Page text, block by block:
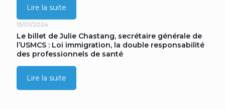
Lire la suite
13/01/2024
Le billet de Julie Chastang, secrétaire générale de
l’USMCS : Loi immigration, la double responsabilité
des professionnels de santé
Lire la suite